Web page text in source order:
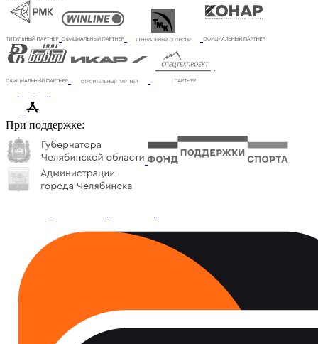
При поддержке: